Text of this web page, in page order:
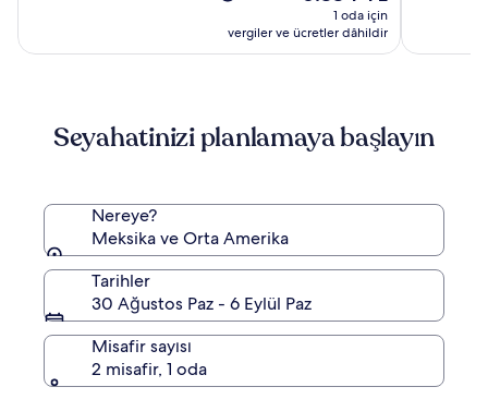
10.733 TL,
Standart
fazla
bilgi
fiyat:
6.334 TL
1 oda için
vergiler ve ücretler dâhildir
Seyahatinizi planlamaya başlayın
Nereye?
Meksika ve Orta Amerika
Tarihler
30 Ağustos Paz - 6 Eylül Paz
Misafir sayısı
2 misafir, 1 oda